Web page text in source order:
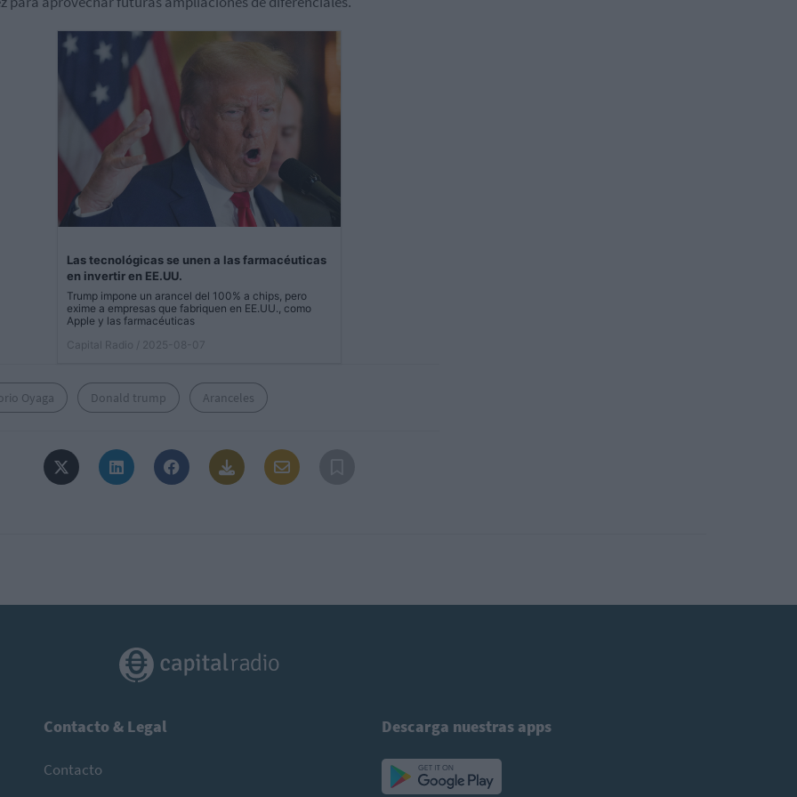
Las tecnológicas se unen a las farmacéuticas
en invertir en EE.UU.
Trump impone un arancel del 100% a chips, pero
exime a empresas que fabriquen en EE.UU., como
Apple y las farmacéuticas
Capital Radio
/ 2025-08-07
Oyaga Donald trump Aranceles
Contacto & Legal
Contacto
Descarga nuestras apps